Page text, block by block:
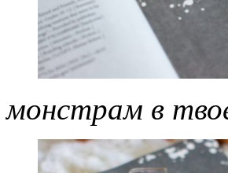
монстрам в